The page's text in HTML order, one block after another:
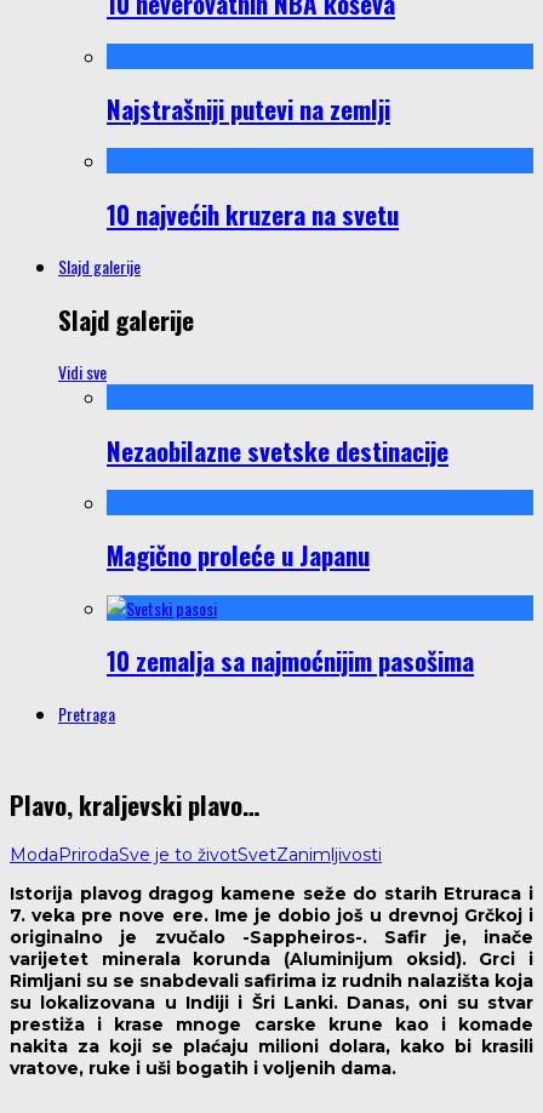
Najstrašniji putevi na zemlji
10 najvećih kruzera na svetu
Slajd galerije
Slajd galerije
Vidi sve
Nezaobilazne svetske destinacije
Magično proleće u Japanu
10 zemalja sa najmoćnijim pasošima
Pretraga
Plavo, kraljevski plavo…
Moda PrirodaSve je to životSvetZanimljivosti
Istorija plavog dragog kamene seže do starih Etruraca i
7. veka pre nove ere. Ime je dobio još u drevnoj Grčkoj i
originalno je zvučalo -Sappheiros-. Safir je, inače
varijetet minerala korunda (Aluminijum oksid). Grci i
Rimljani su se snabdevali safirima iz rudnih nalazišta koja
su lokalizovana u Indiji i Šri Lanki. Danas, oni su stvar
prestiža i krase mnoge carske krune kao i komade
nakita za koji se plaćaju milioni dolara, kako bi krasili
vratove, ruke i uši bogatih i voljenih dama.